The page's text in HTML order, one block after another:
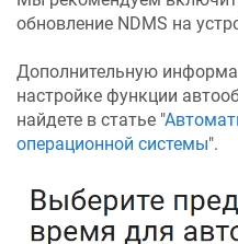
обновление NDMS на
Дополнительную
настройке функции
найдете в статье "
операционной системы".